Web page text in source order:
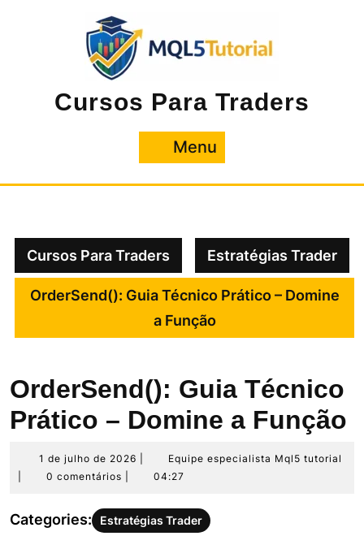
Cursos Para Traders
Menu
Cursos Para Traders Estratégias Trader
OrderSend(): Guia Técnico Prático – Domine
a Função
OrderSend(): Guia Técnico
Prático – Domine a Função
1 de julho de 2026
de
2026
Equipe especialista Mql5 tutorial
0 comentários 04:27
Categories: Estratégias Trader